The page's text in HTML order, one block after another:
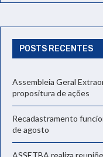
POSTS RECENTES
Assembleia Geral
propositura de ações
Recadastramento
de agosto
ASSETBA realiza